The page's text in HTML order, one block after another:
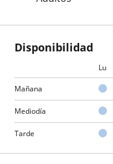
Disponibilidad
Lu
Mañana
Mediodía
Tarde